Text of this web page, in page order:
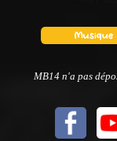
MB14 n'a pas